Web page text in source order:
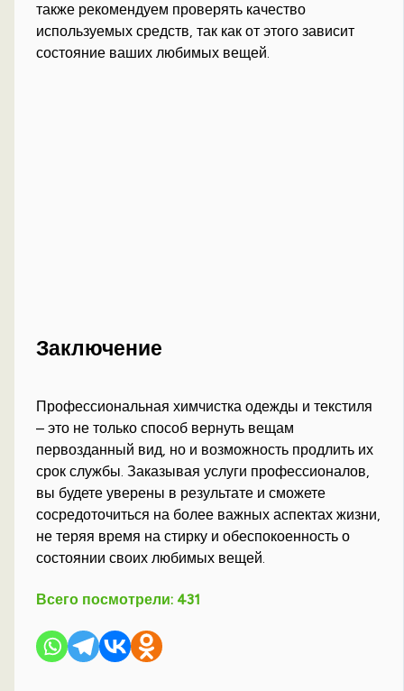
также рекомендуем проверять качество
используемых средств, так как от этого зависит
состояние ваших любимых вещей.
Заключение
Профессиональная химчистка одежды и текстиля
– это не только способ вернуть вещам
первозданный вид, но и возможность продлить их
срок службы. Заказывая услуги профессионалов,
вы будете уверены в результате и сможете
сосредоточиться на более важных аспектах жизни,
не теряя время на стирку и обеспокоенность о
состоянии своих любимых вещей.
Всего посмотрели: 431